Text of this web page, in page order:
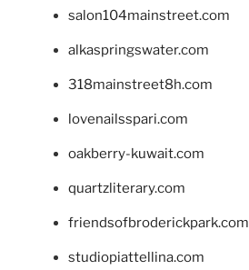
salon104mainstreet.com
alkaspringswater.com
318mainstreet8h.com
lovenailsspari.com
oakberry-kuwait.com
quartzliterary.com
friendsofbroderickpark.com
studiopiattellina.com